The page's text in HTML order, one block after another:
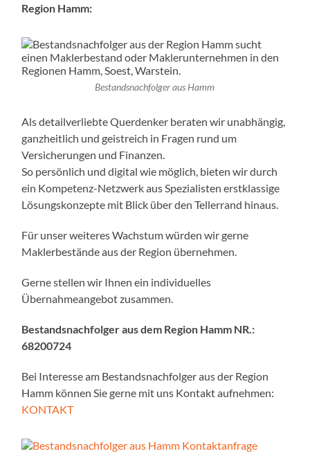
Region Hamm:
Bestandsnachfolger aus Hamm
Als detailverliebte Querdenker beraten wir unabhängig,
ganzheitlich und geistreich in Fragen rund um
Versicherungen und Finanzen.
So persönlich und digital wie möglich, bieten wir durch
ein Kompetenz-Netzwerk aus Spezialisten erstklassige
Lösungskonzepte mit Blick über den Tellerrand hinaus.
Für unser weiteres Wachstum würden wir gerne
Maklerbestände aus der Region übernehmen.
Gerne stellen wir Ihnen ein individuelles
Übernahmeangebot zusammen.
Bestandsnachfolger aus dem Region Hamm NR.:
68200724
Bei Interesse am Bestandsnachfolger aus der Region
Hamm können Sie gerne mit uns Kontakt aufnehmen:
KONTAKT